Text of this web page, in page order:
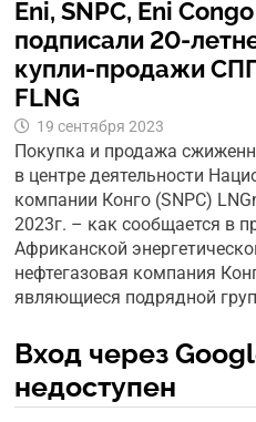
Eni, SNPC, Eni
подписали 20-
купли-продажи
FLNG
19 сентября 2023
Покупка и продажа
в центре деятельности
компании Конго (SNPC)
2023г. – как сообщается в
Африканской
нефтегазовая компания
являющиеся подрядной
Вход через
недоступен